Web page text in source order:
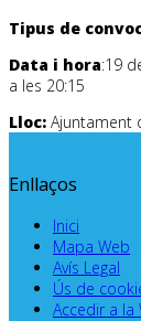
Tipus de
Data i hora:19
a les 20:15
Lloc: Ajuntament
Enllaços
Inici
Mapa Web
Avís Legal
Ús de
Accedir a la